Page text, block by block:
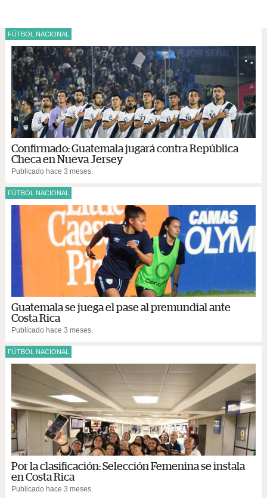
FÚTBOL NACIONAL
Confirmado: Guatemala jugará contra República
Checa en Nueva Jersey
Publicado hace 3 meses.
FÚTBOL NACIONAL
Guatemala se juega el pase al premundial ante
Costa Rica
Publicado hace 3 meses.
FÚTBOL NACIONAL
Por la clasificación: Selección Femenina se instala
en Costa Rica
Publicado hace 3 meses.